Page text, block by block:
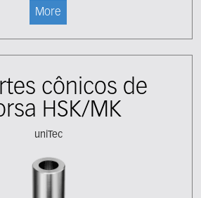
More
cônicos de
HSK/MK
uniTec